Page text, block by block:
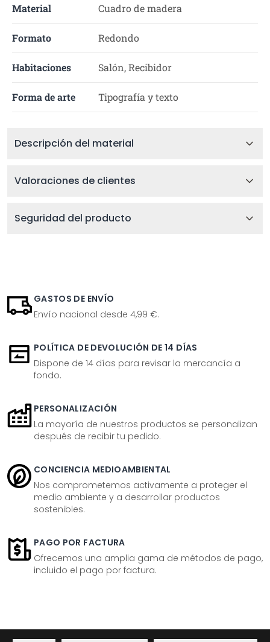
Material Cuadro de madera
Formato Redondo
Habitaciones Salón, Recibidor
Forma de arte Tipografía y texto
Descripción del material
Valoraciones de clientes
Seguridad del producto
GASTOS DE ENVÍO
Envío nacional desde 4,99 €.
POLÍTICA DE DEVOLUCIÓN DE 14 DÍAS
Dispone de 14 días para revisar la mercancía a
fondo.
PERSONALIZACIÓN
La mayoría de nuestros productos se personalizan
después de recibir tu pedido.
CONCIENCIA MEDIOAMBIENTAL
Nos comprometemos activamente a proteger el
medio ambiente y a desarrollar productos
sostenibles.
PAGO POR FACTURA
Ofrecemos una amplia gama de métodos de pago,
incluido el pago por factura.